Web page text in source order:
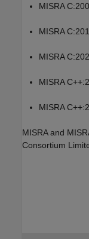
MISRA
MISRA
MISRA
MISRA
MISRA
MISRA and
Consortium